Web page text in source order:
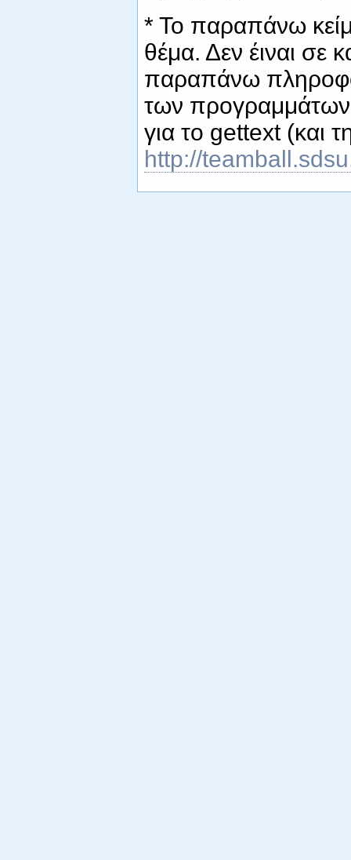
* Το παραπάνω
θέμα. Δεν έιναι σε
παραπάνω
των
για το gettext (και
http://